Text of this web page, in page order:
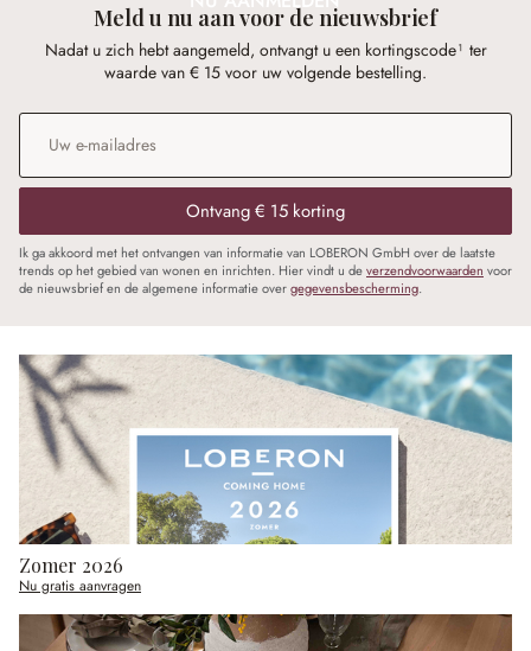
Meld u nu aan voor de nieuwsbrief
Nadat u zich hebt aangemeld, ontvangt u een kortingscode¹ ter
waarde van € 15 voor uw volgende bestelling.
E-mailadres
Ontvang € 15 korting
Ik ga akkoord met het ontvangen van informatie van LOBERON GmbH over de laatste
trends op het gebied van wonen en inrichten. Hier vindt u deverzendvoorwaarden voor
de nieuwsbrief en de algemene informatie overgegevensbescherming.
Zomer 2026
Nu gratis aanvragen